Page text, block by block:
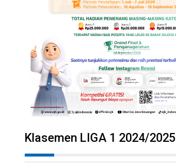
Klasemen LIGA 1 2024/2025